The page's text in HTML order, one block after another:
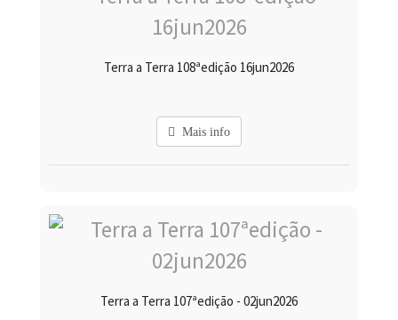
Terra a Terra 108ªedição 16jun2026
Mais info
Terra a Terra 107ªedição - 02jun2026